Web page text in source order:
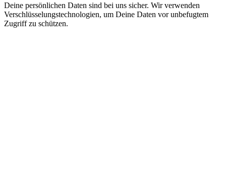
Deine persönlichen Daten sind bei uns sicher. Wir verwenden
Verschlüsselungstechnologien, um Deine Daten vor unbefugtem
Zugriff zu schützen.